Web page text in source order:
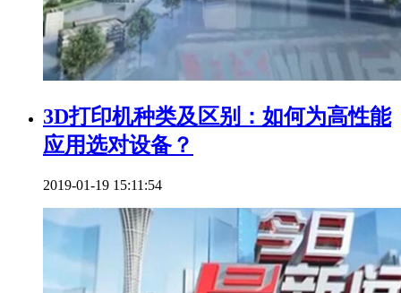
3D打印机种类及区别：如何为高性能
应用选对设备？
2019-01-19 15:11:54